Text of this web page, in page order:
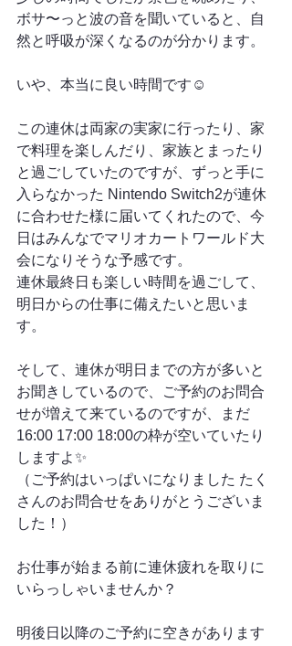
ボサ〜っと波の音を聞いていると、自
然と呼吸が深くなるのが分かります。
いや、本当に良い時間です☺️
この連休は両家の実家に行ったり、家
で料理を楽しんだり、家族とまったり
と過ごしていたのですが、ずっと手に
入らなかった Nintendo Switch2が連休
に合わせた様に届いてくれたので、今
日はみんなでマリオカートワールド大
会になりそうな予感です。
連休最終日も楽しい時間を過ごして、
明日からの仕事に備えたいと思いま
す。
そして、連休が明日までの方が多いと
お聞きしているので、ご予約のお問合
せが増えて来ているのですが、まだ
16:00 17:00 18:00の枠が空いていたり
しますよ✨
（ご予約はいっぱいになりました たく
さんのお問合せをありがとうございま
した！）
お仕事が始まる前に連休疲れを取りに
いらっしゃいませんか？
明後日以降のご予約に空きがあります